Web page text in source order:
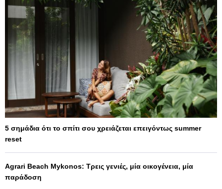
5 σημάδια ότι το σπίτι σου χρειάζεται επειγόντως summer
reset
Agrari Beach Mykonos: Τρεις γενιές, μία οικογένεια, μία
παράδοση